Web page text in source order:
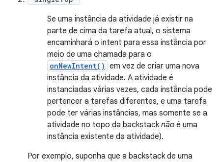
Se uma instância da atividade já existir na
parte de cima da tarefa atual, o sistema
encaminhará o intent para essa instância por
meio de uma chamada para o
onNewIntent() em vez de criar uma nova
instância da atividade. A atividade é
instanciadas várias vezes, cada instância pode
pertencer a tarefas diferentes, e uma tarefa
pode ter várias instâncias, mas somente se a
atividade no topo da backstack não é uma
instância existente da atividade).
Por exemplo, suponha que a backstack de uma